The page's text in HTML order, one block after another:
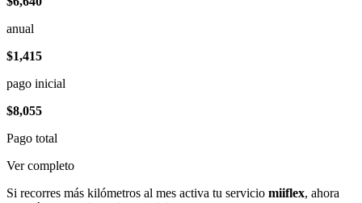
anual
$1,415
pago inicial
$8,055
Pago total
Ver completo
Si recorres más kilómetros al mes activa tu servicio miiflex, ahora